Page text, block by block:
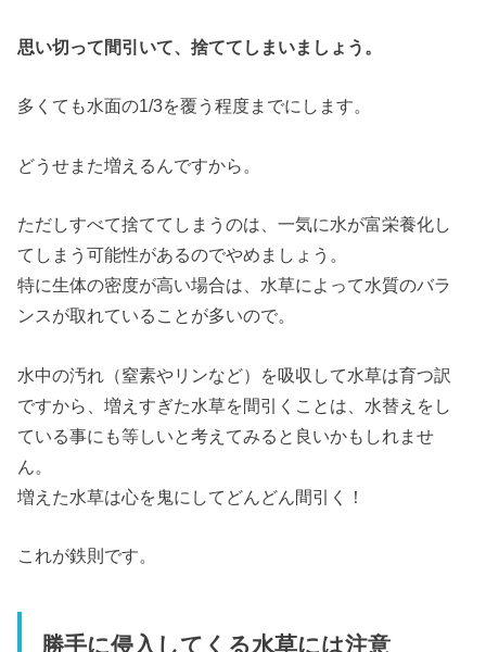
思い切って間引いて、捨ててしまいましょう。
多くても水面の1/3を覆う程度までにします。
どうせまた増えるんですから。
ただしすべて捨ててしまうのは、一気に水が富栄養化し
てしまう可能性があるのでやめましょう。
特に生体の密度が高い場合は、水草によって水質のバラ
ンスが取れていることが多いので。
水中の汚れ（窒素やリンなど）を吸収して水草は育つ訳
ですから、増えすぎた水草を間引くことは、水替えをし
ている事にも等しいと考えてみると良いかもしれませ
ん。
増えた水草は心を鬼にしてどんどん間引く！
これが鉄則です。
勝手に侵入してくる水草には注意